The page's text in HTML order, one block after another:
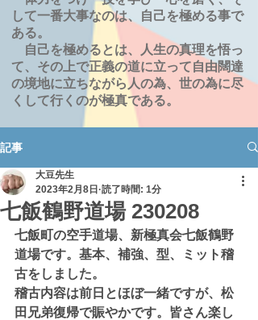
して一番大事なのは、自己を極める事で
ある。
自己を極めるとは、
人生の真理を悟っ
て、その上で正義の道に立って自由闊達
の境地に立ちながら人の為、世の為に尽
くして行くのが極真である。
記事
七飯鶴野道場 230208
大豆先生
2023年2月8日 読了時間: 1分
七飯町の空手道場、新極真会七飯鶴野
道場です。基本、補強、型、ミット稽
古をしました。
稽古内容は前日とほぼ一緒ですが、松
田兄弟復帰で賑やかです。皆さん楽し